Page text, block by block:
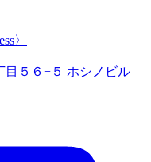
〉
目５６−５ ホシノビル